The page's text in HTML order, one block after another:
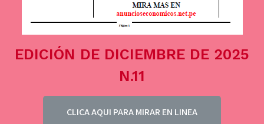
EDICIÓN DE DICIEMBRE DE 2025
N.11
CLICA AQUI PARA MIRAR EN LINEA